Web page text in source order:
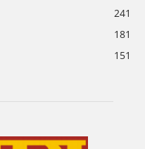
241
181
151